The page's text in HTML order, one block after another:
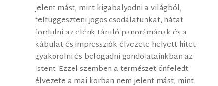
jelent mást, mint kigabalyodni a világból,
felfüggeszteni jogos csodálatunkat, hátat
fordulni az elénk táruló panorámának és a
kábulat és impressziók élvezete helyett hitet
gyakorolni és befogadni gondolatainkban az
Istent. Ezzel szemben a természet önfeledt
élvezete a mai korban nem jelent mást, mint